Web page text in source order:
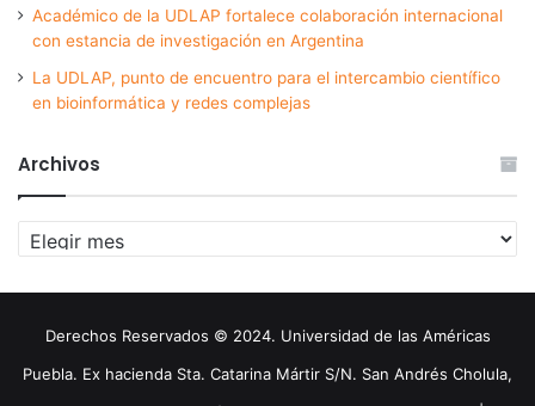
Académico de la UDLAP fortalece colaboración internacional
con estancia de investigación en Argentina
La UDLAP, punto de encuentro para el intercambio científico
en bioinformática y redes complejas
Archivos
Archivos
Derechos Reservados © 2024. Universidad de las Américas
Puebla. Ex hacienda Sta. Catarina Mártir S/N. San Andrés Cholula,